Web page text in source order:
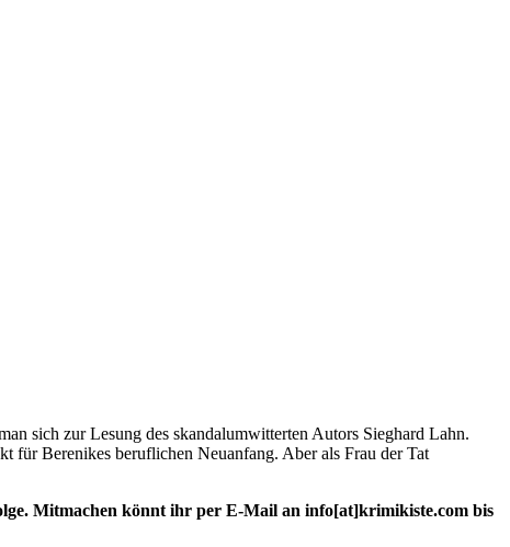
sich zur Lesung des skandalumwitterten Autors Sieghard Lahn.
für Berenikes beruflichen Neuanfang. Aber als Frau der Tat
Mitmachen könnt ihr per E-Mail an info[at]krimikiste.com bis